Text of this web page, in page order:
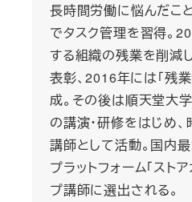
長時間労働に悩んだこ
でタスク管理を習得。
する組織の残業を削減
表彰、2016年には「残
成。その後は順天堂大
の講演・研修をはじめ
講師として活動。国内
プラットフォーム「スト
プ講師に選出される。